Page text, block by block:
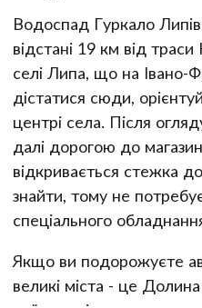
Водоспад Гуркало
відстані 19 км від
селі Липа, що на Івано-
дістатися сюди,
центрі села. Після
далі дорогою до
відкривається стежка
знайти, тому не
спеціального
Якщо ви подорожуєте
великі міста - це